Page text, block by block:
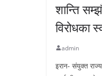
शान्ति
विरोधका
admin
इरान- संयुक्त